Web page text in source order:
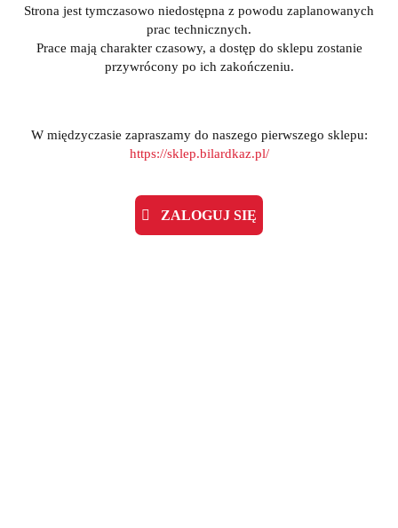
Strona jest tymczasowo niedostępna z powodu zaplanowanych
prac technicznych.
Prace mają charakter czasowy, a dostęp do sklepu zostanie
przywrócony po ich zakończeniu.
W międzyczasie zapraszamy do naszego pierwszego sklepu:
https://sklep.bilardkaz.pl/
ZALOGUJ SIĘ